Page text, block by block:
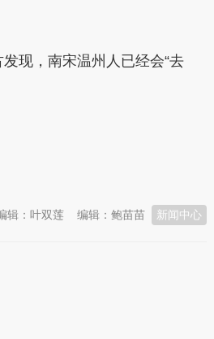
发现，南宋温州人已经会“去
新闻中心
编辑：鲍苗苗
辑：叶双莲